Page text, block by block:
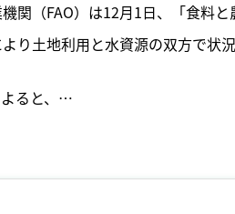
関（FAO）は12月1日、「食料
り土地利用と水資源の双方で状
ると、…